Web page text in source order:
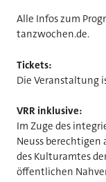
Alle Infos zum
tanzwochen.de.
Tickets:
Die Veranstaltung
VRR inklusive:
Im Zuge des
Neuss
des Kulturamtes
öffentlichen